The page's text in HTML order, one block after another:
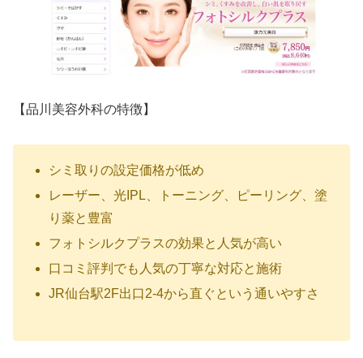
【品川美容外科の特徴】
シミ取りの設定価格が低め
レーザー、光IPL、トーニング、ピーリング、塗
り薬と豊富
フォトシルクプラスの効果と人気が高い
口コミ評判でも人気の丁寧な対応と施術
JR仙台駅2F出口2-4から直ぐという通いやすさ